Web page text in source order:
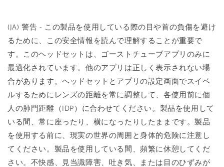
(JA) 警告 - この製品を使用している際の目や首の負傷を避け
るために、この安全情報を読んで理解することが重要で
す。このヘッドセットは、ゴーストチューブアプリのみに
最適化されています。他のアプリは正しく表示されない場
合があります。ヘッドセットとアプリの設定画面でスイベ
ルするためにレンズの距離を常に調整して、各使用前に個
人の肺門距離（IDP）に合わせてください。製品を使用して
いる間、常に座ったり、横になったりしたままです。製品
を使用する前に、現実の世界の周囲と身体的危険に注意し
てください。製品を使用している間、頻繁に休憩してくだ
さい。不快感、見当識障害、吐き気、または目のひずみが